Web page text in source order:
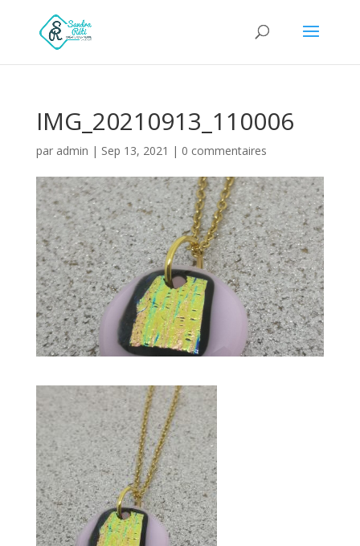
IMG_20210913_110006
par admin | Sep 13, 2021 | 0 commentaires